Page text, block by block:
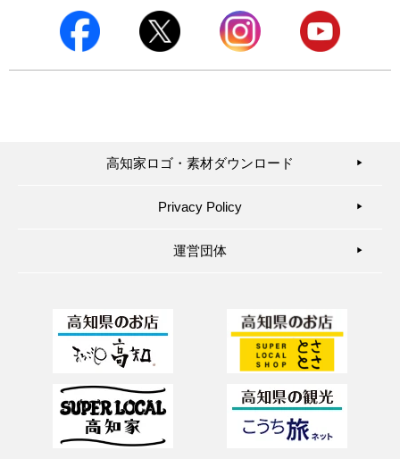
高知家ロゴ・素材ダウンロード ▶︎
Privacy Policy ▶︎
運営団体 ▶︎